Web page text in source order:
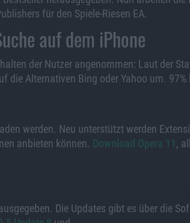
für den Spiele-Riesen EA.
auf dem iPhone
der Nutzer angenommen: Laut der
Alternativen Bing oder Yahoo um. 97%
werden. Neu unterstützt werden
anbieten können. Download Opera 11 ,
Die Updates gibt es über die